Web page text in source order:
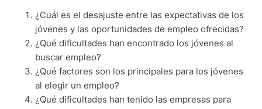
¿Cuál es el desajuste entre las expectativas de los
jóvenes y las oportunidades de empleo ofrecidas?
¿Qué dificultades han encontrado los jóvenes al
buscar empleo?
¿Qué factores son los principales para los jóvenes
al elegir un empleo?
¿Qué dificultades han tenido las empresas para